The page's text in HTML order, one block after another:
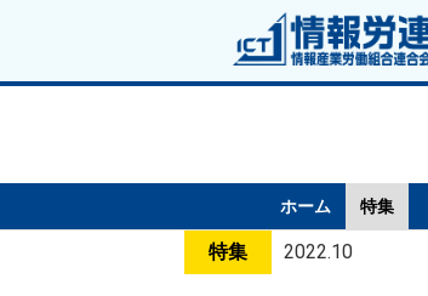
ホーム 特集
特集 2022.10